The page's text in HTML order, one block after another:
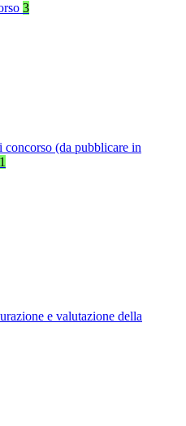
3
concorso (da pubblicare in
1
e valutazione della